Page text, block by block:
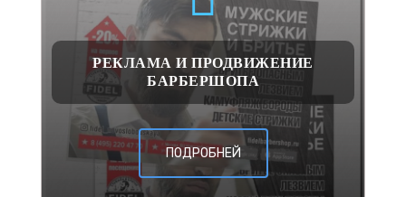
РЕКЛАМА И ПРОДВИЖЕНИЕ
БАРБЕРШОПА
ПОДРОБНЕЙ